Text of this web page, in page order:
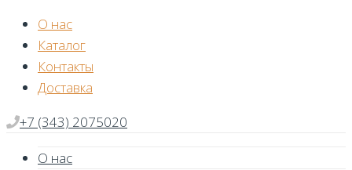
Skip
content
О нас
Каталог
Контакты
Доставка
+7 (343) 2075020
О нас